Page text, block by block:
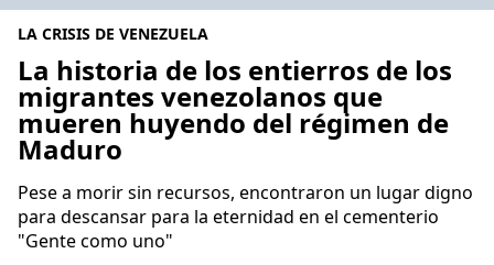
LA CRISIS DE VENEZUELA
La historia de los entierros de los
migrantes venezolanos que
mueren huyendo del régimen de
Maduro
Pese a morir sin recursos, encontraron un lugar digno
para descansar para la eternidad en el cementerio
"Gente como uno"